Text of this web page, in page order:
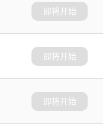
即将开始
即将开始
即将开始